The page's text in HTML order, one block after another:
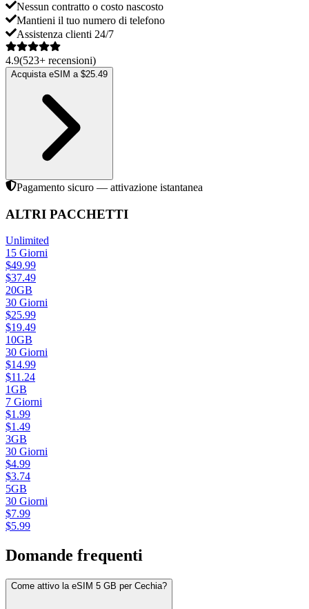
Nessun contratto o costo nascosto
Mantieni il tuo numero di telefono
Assistenza clienti 24/7
4.9(523+ recensioni)
Acquista eSIM a $25.49
Pagamento sicuro — attivazione istantanea
ALTRI PACCHETTI
Unlimited
15 Giorni
$49.99
$37.49
20GB
30 Giorni
$25.99
$19.49
10GB
30 Giorni
$14.99
$11.24
1GB
7 Giorni
$1.99
$1.49
3GB
30 Giorni
$4.99
$3.74
5GB
30 Giorni
$7.99
$5.99
Domande frequenti
Come attivo la eSIM 5 GB per Cechia?